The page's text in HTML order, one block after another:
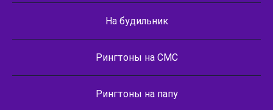
На будильник
Рингтоны на СМС
Рингтоны на папу